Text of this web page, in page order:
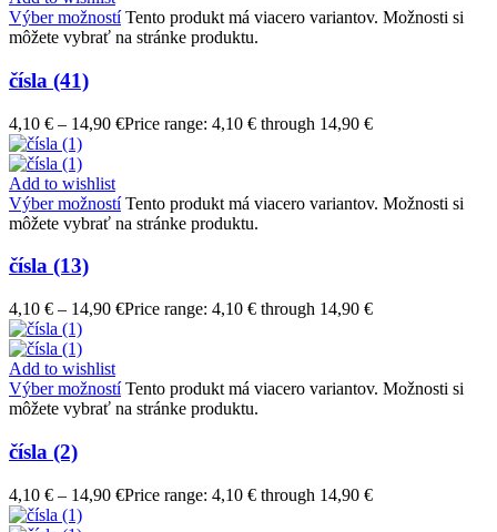
Výber možností Tento produkt má viacero variantov. Možnosti si
môžete vybrať na stránke produktu.
čísla (41)
4,10 € – 14,90 €Price range: 4,10 € through 14,90 €
Add to wishlist
Výber možností Tento produkt má viacero variantov. Možnosti si
môžete vybrať na stránke produktu.
čísla (13)
4,10 € – 14,90 €Price range: 4,10 € through 14,90 €
Add to wishlist
Výber možností Tento produkt má viacero variantov. Možnosti si
môžete vybrať na stránke produktu.
čísla (2)
4,10 € – 14,90 €Price range: 4,10 € through 14,90 €